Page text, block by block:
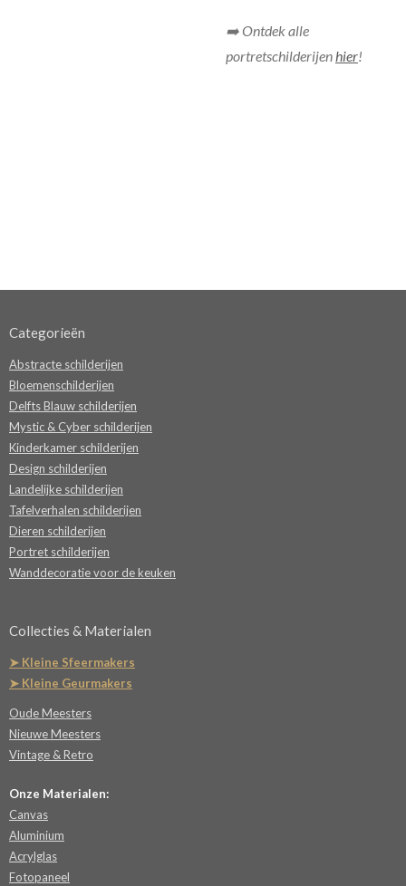
➡️ Ontdek alle
portretschilderijenhier!
Categorieën
Abstracte schilderijen
Bloemenschilderijen
Delfts Blauw schilderijen
Mystic & Cyber schilderijen
Kinderkamer schilderijen
Design schilderijen
Landelijke schilderijen
Tafelverhalen schilderijen
Dieren schilderijen
Portret schilderijen
Wanddecoratie voor de keuken
Collecties & Materialen
➤ Kleine Sfeermakers
➤ Kleine Geurmakers
Oude Meesters
Nieuwe Meesters
Vintage & Retro
Onze Materialen:
Canvas
Aluminium
Acrylglas
Fotopaneel